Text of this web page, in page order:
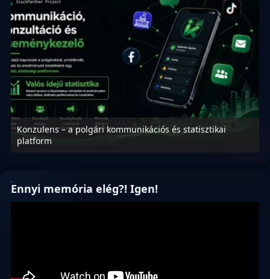
Konzulens – a polgári kommunikációs és statisztikai
platform
Ennyi memória elég?! Igen!